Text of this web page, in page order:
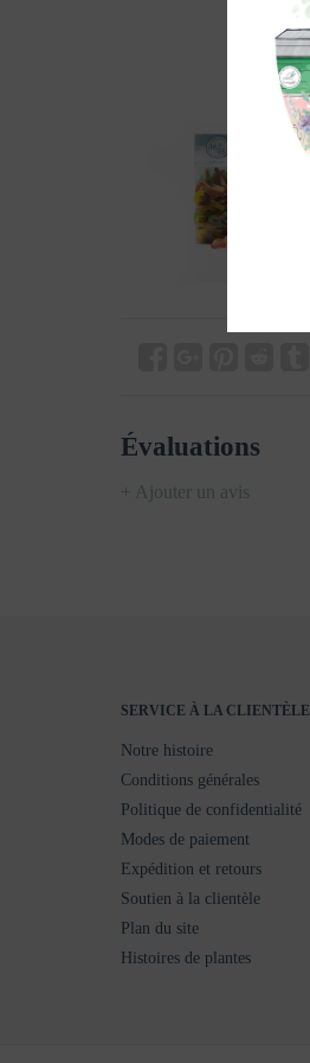
Évaluations
+ Ajouter un avis
SERVICE À LA CLIENTÈLE
Notre histoire
Conditions générales
Politique de confidentialité
Modes de paiement
Expédition et retours
Soutien à la clientèle
Plan du site
Histoires de plantes